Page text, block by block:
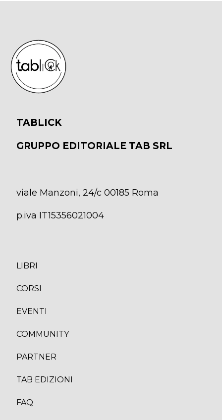
TABLICK
GRUPPO EDITORIALE TAB SRL
viale Manzoni, 24/c 00185 Roma
p.iva IT15356021004
LIBRI
CORS
EVENTI
COMMUNITY
PARTNER
TAB EDIZION
FAQ